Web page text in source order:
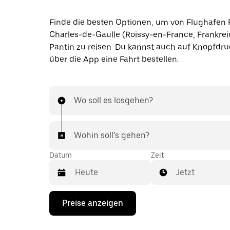
Finde die besten Optionen, um von Flughafen
Charles-de-Gaulle (Roissy-en-France,
Pantin zu reisen. Du kannst auch auf
über die App eine Fahrt bestellen.
Wo soll es losgehen?
Wohin soll’s gehen?
Datum
Drücke
Nach-
Zeit
Jetzt
Preise anzeigen